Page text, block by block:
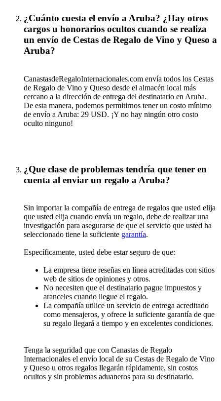
¿Cuánto cuesta el envío a Aruba? ¿Hay otros
cargos u honorarios ocultos cuando se realiza
un envío de Cestas de Regalo de Vino y Queso a
Aruba?
CanastasdeRegaloInternacionales.com envía todos los Cestas
de Regalo de Vino y Queso desde el almacén local más
cercano a la dirección de entrega del destinatario en Aruba.
De esta manera, podemos permitirnos tener un costo mínimo
de envío a Aruba: 29 USD. ¡Y no hay ningún otro costo
oculto ninguno!
¿Que clase de problemas tendría que tener en
cuenta al enviar un regalo a Aruba?
Sin importar la compañía de entrega de regalos que usted elija
que usted elija cuando envía un regalo, debe de realizar una
investigación para asegurarse de que el servicio que usted ha
seleccionado tiene la suficiente garantía.
Específicamente, usted debe estar seguro de que:
La empresa tiene reseñas en línea acreditadas con sitios
web de sitios de opiniones y otros.
No necesiten que el destinatario pague impuestos y
aranceles cuando llegue el regalo.
La compañía utilice un servicio de entrega acreditado
como mensajeros, y ofrece la suficiente garantía de que
su regalo llegará a tiempo y en excelentes condiciones.
Tenga la seguridad que con Canastas de Regalo
Internacionales el envío local de su Cestas de Regalo de Vino
y Queso u otros regalos llegarán rápidamente, sin costos
ocultos y sin problemas aduaneros para su destinatario.